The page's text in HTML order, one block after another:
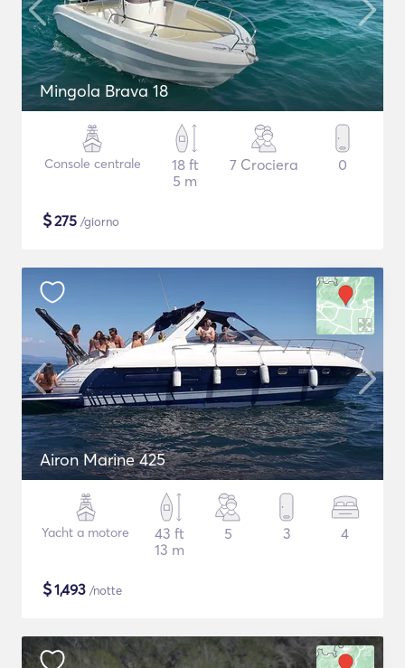
Mingola Brava 18
Console centrale
18 ft
5 m
7 Crociera 0
$275 /giorno
Airon Marine 425
Yacht a motore
43 ft
13 m
5 3 4
$1,493 /notte